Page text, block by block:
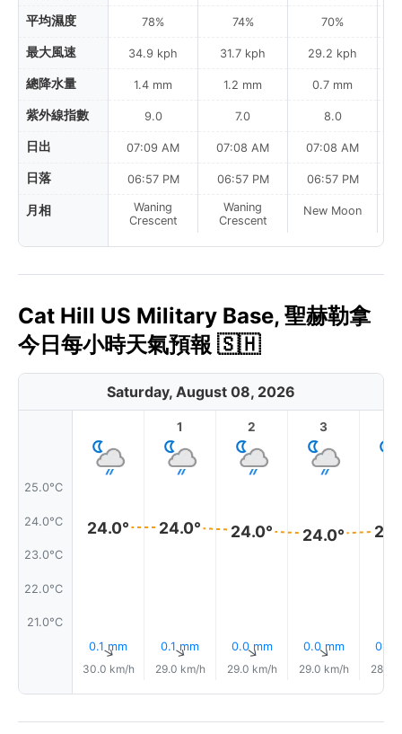
平均濕度
最大風速
總降水量
紫外線指數
日出
日落
月相
78%
34.9 kph
1.4 mm
9.0
07:09 AM
06:57 PM
Waning
Crescent
74%
31.7 kph
1.2 mm
7.0
07:08 AM
06:57 PM
Waning
Crescent
70%
29.2 kph
0.7 mm
8.0
07:08 AM
06:57 PM
New Moon
Cat Hill US Military Base, 聖赫勒拿
今日每小時天氣預報 🇸🇭
Saturday, August 08, 2026
25.0°C
24.0°C
23.0°C
22.0°C
21.0°C
24.0°
0.1 mm
↑
30.0 km/h
1
24.0°
0.1 mm
↑
29.0 km/h
2
24.0°
0.0 mm
↑
29.0 km/h
3
24.0°
0.0 mm
↑
29.0 km/h
0.0
28.0